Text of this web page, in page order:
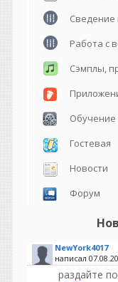
Сведение
Работа с
Сэмплы,
Обучение
Гостевая
Новости
Форум
NewYork4017
написал
раздайте